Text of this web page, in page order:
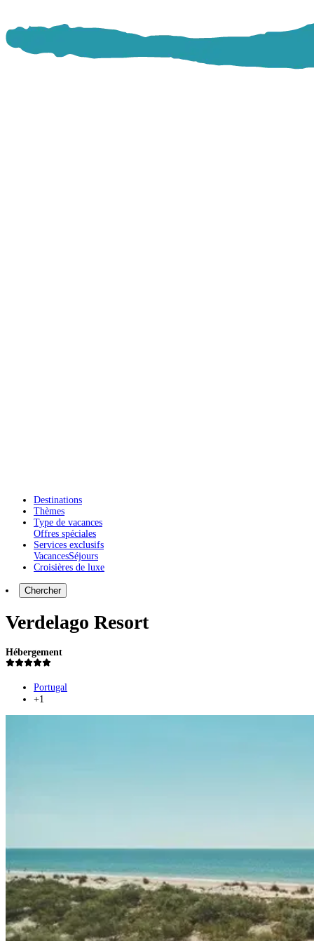
Destinations
Thèmes
Type de vacances
Offres spéciales
Services exclusifs
VacancesSéjours
Croisières de luxe
Chercher
Verdelago Resort
Hébergement
Portugal
+1